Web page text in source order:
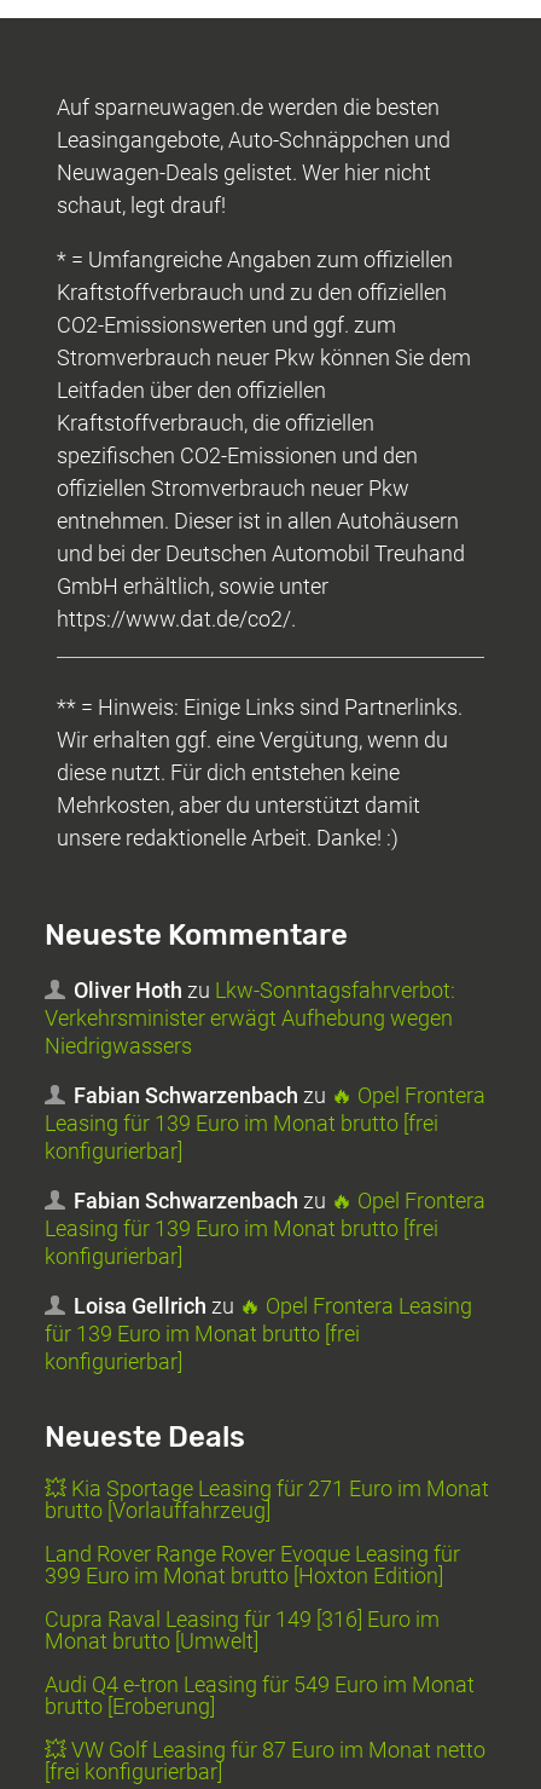
Auf sparneuwagen.de werden die besten
Leasingangebote, Auto-Schnäppchen und
Neuwagen-Deals gelistet. Wer hier nicht
schaut, legt drauf!
* = Umfangreiche Angaben zum offiziellen
Kraftstoffverbrauch und zu den offiziellen
CO2-Emissionswerten und ggf. zum
Stromverbrauch neuer Pkw können Sie dem
Leitfaden über den offiziellen
Kraftstoffverbrauch, die offiziellen
spezifischen CO2-Emissionen und den
offiziellen Stromverbrauch neuer Pkw
entnehmen. Dieser ist in allen Autohäusern
und bei der Deutschen Automobil Treuhand
GmbH erhältlich, sowie unter
https://www.dat.de/co2/.
** = Hinweis: Einige Links sind Partnerlinks.
Wir erhalten ggf. eine Vergütung, wenn du
diese nutzt. Für dich entstehen keine
Mehrkosten, aber du unterstützt damit
unsere redaktionelle Arbeit. Danke! :)
Neueste Kommentare
Oliver Hoth zu Lkw-Sonntagsfahrverbot:
Verkehrsminister erwägt Aufhebung wegen
Niedrigwassers
Fabian Schwarzenbach zu 🔥 Opel Frontera
Leasing für 139 Euro im Monat brutto [frei
konfigurierbar]
Fabian Schwarzenbach zu 🔥 Opel Frontera
Leasing für 139 Euro im Monat brutto [frei
konfigurierbar]
Loisa Gellrich zu 🔥 Opel Frontera Leasing
für 139 Euro im Monat brutto [frei
konfigurierbar]
Neueste Deals
💥 Kia Sportage Leasing für 271 Euro im Monat
brutto [Vorlauffahrzeug]
Land Rover Range Rover Evoque Leasing für
399 Euro im Monat brutto [Hoxton Edition]
Cupra Raval Leasing für 149 [316] Euro im
Monat brutto [Umwelt]
Audi Q4 e-tron Leasing für 549 Euro im Monat
brutto [Eroberung]
💥 VW Golf Leasing für 87 Euro im Monat netto
[frei konfigurierbar]